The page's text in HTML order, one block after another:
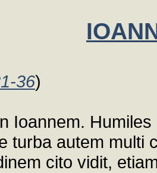
36)
Ioannem.
turba autem multi
cito vidit,